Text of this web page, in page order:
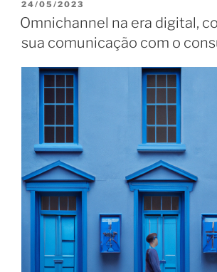
PUBLICADO
EM
24/05/2023
Omnichannel na era digital,
sua comunicação com o